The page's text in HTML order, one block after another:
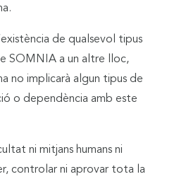
de qualsevol tipus
SOMNIA a un altre lloc,
no implicarà algun tipus de
o dependència amb este
ni mitjans humans ni
controlar ni aprovar tota la